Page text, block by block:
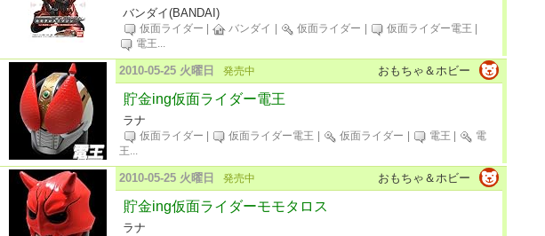
バンダイ(BANDAI)
仮面ライダー バンダイ 仮面ライダー 仮面ライダー電王
電王...
おもちゃ＆ホビー
2010-05-25 火曜日 発売中
貯金ing仮面ライダー電王
ラナ
仮面ライダー 仮面ライダー電王 仮面ライダー 電王
電
王...
おもちゃ＆ホビー
2010-05-25 火曜日 発売中
貯金ing仮面ライダーモモタロス
ラナ